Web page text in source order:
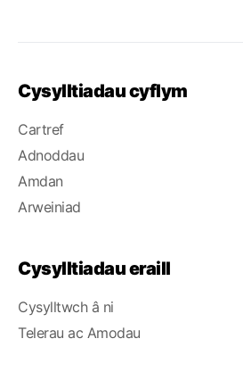
Cysylltiadau cyflym
Cartref
Adnoddau
Amdan
Arweiniad
Cysylltiadau eraill
Cysylltwch â ni
Telerau ac Amodau